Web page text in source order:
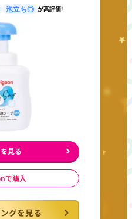
泡立ち◎ が高評価!
見る
で購入
グを見る